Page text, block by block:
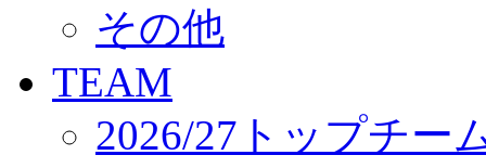
サステナビリティ
Web制作支援
応援プロジェクト
その他
TEAM
2026/27トップチー